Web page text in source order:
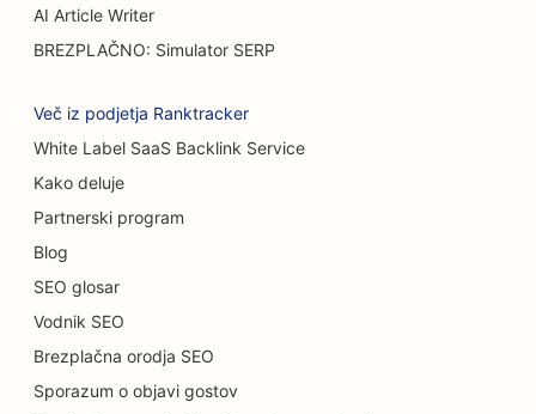
SEO za opeklinske kirurge
SEO za avtopralnice
SEO za kavarne
SEO za prodajalne preprog in talnih oblog
SEO za mačje kavarne
SEO za kiropraktike
SEO za storitve čiščenja
AI Article Writer
BREZPLAČNO: Simulator SERP
Več iz podjetja Ranktracker
White Label SaaS Backlink Service
Kako deluje
Partnerski program
Blog
SEO glosar
Vodnik SEO
Brezplačna orodja SEO
Sporazum o objavi gostov